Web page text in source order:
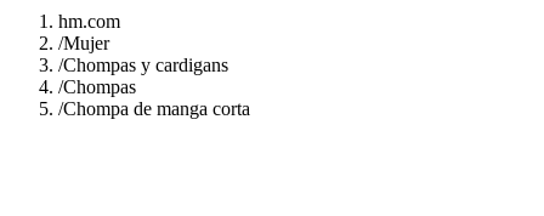
hm.com
/Mujer
/Chompas y cardigans
/Chompas
/Chompa de manga corta